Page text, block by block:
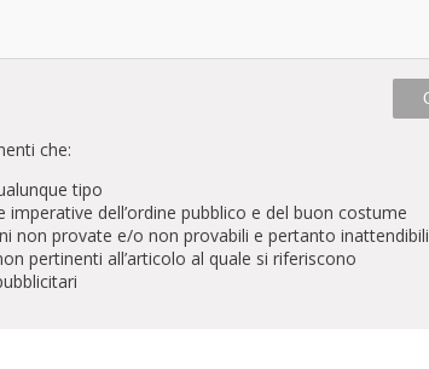
che:
tipo
dell’ordine pubblico e del buon costume
non provate e/o non provabili e pertanto inattendibili
pertinenti all’articolo al quale si riferiscono